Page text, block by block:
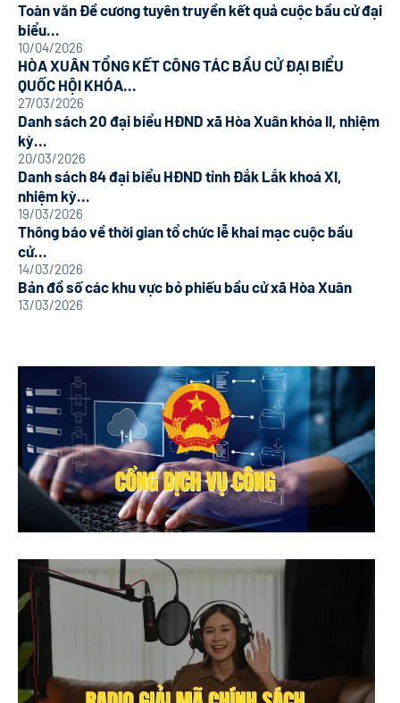
Toàn văn Đề cương tuyên truyền kết quả cuộc bầu cử đại
biểu...
10/04/2026
HÒA XUÂN TỔNG KẾT CÔNG TÁC BẦU CỬ ĐẠI BIỂU
QUỐC HỘI KHÓA...
27/03/2026
Danh sách 20 đại biểu HĐND xã Hòa Xuân khóa II, nhiệm
kỳ...
20/03/2026
Danh sách 84 đại biểu HĐND tỉnh Đắk Lắk khoá XI,
nhiệm kỳ...
19/03/2026
Thông báo về thời gian tổ chức lễ khai mạc cuộc bầu
cử...
14/03/2026
Bản đồ số các khu vực bỏ phiếu bầu cử xã Hòa Xuân
13/03/2026